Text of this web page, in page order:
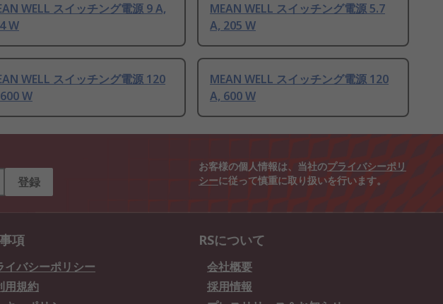
WELL スイッチング電源 9 A,
W
MEAN WELL スイッチング電源 5.7
A, 205 W
WELL スイッチング電源 120
W
MEAN WELL スイッチング電源 120
A, 600 W
登録
お客様の個人情報は、当社のプライバシーポリ
シーに従って慎重に取り扱いを行います。
項
イバシーポリシー
用規約
RSについて
会社概要
採用情報